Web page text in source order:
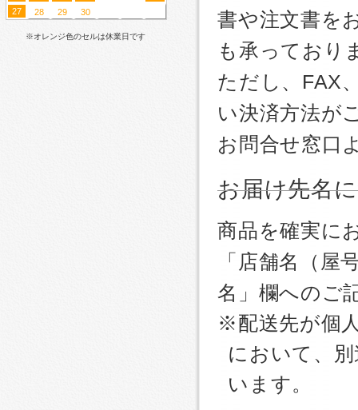
27
28 29 30
※オレンジ色のセルは休業日です
書や注文書を
も承っており
ただし、FAX
い決済方法が
お問合せ窓口
お届け先名
商品を確実に
「店舗名（屋
名」欄へのご
※配送先が個
において、
います。